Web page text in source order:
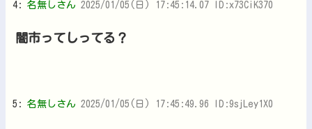
4: 名無しさん 2025/01/05(日) 17:45:14.07 ID:x73CiK370
闇市ってしってる？
5: 名無しさん 2025/01/05(日) 17:45:49.96 ID:9sjLey1X0